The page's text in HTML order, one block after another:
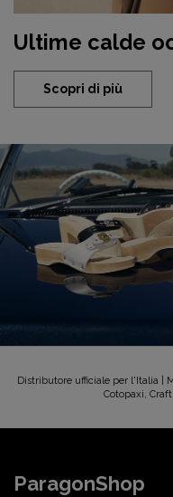
Ultime calde
Scopri di più
Distributore ufficiale per l'Italia |
Cotopaxi,
ParagonShop